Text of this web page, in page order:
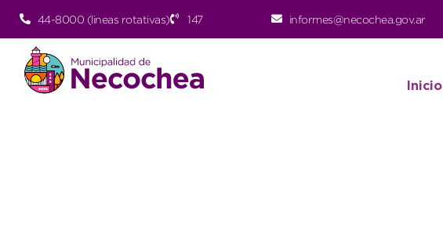
44-8000 (lineas rotativas) 147 informes@necochea.gov.ar
Inicio